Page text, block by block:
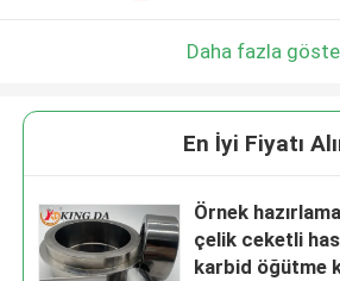
Daha fazla
En İyi Fiyatı
Örnek
çelik ceketli
karbid öğütme